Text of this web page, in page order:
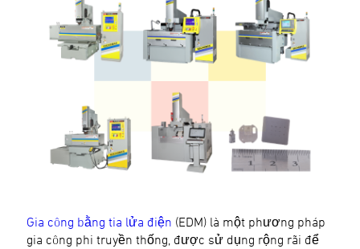
Gia công bằng tia lửa điện (EDM) là một phương pháp
gia công phi truyền thống, được sử dụng rộng rãi để